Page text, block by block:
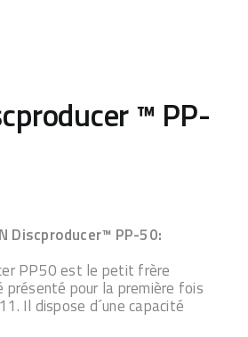
™ PP-
Discproducer™ PP-50:
PP50 est le petit frère
pour la première fois
Il dispose d´une capacité